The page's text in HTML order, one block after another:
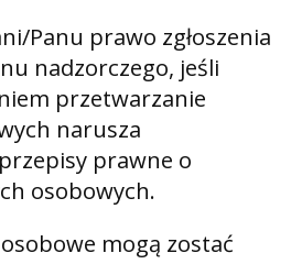
Panu prawo zgłoszenia
nadzorczego, jeśli
przetwarzanie
narusza
prawne o
osobowych.
mogą zostać